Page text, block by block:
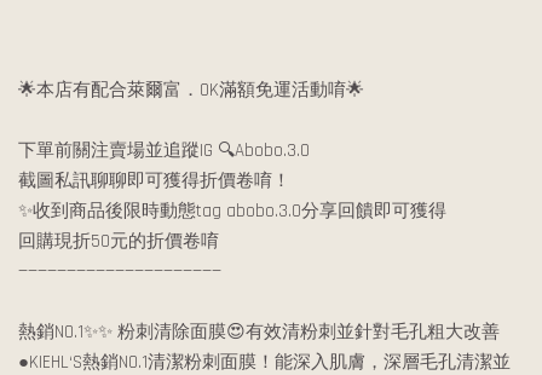
🌟本店有配合萊爾富．OK滿額免運活動唷🌟
下單前關注賣場並追蹤IG 🔍Abobo.3.0
截圖私訊聊聊即可獲得折價卷唷！
✨收到商品後限時動態tag abobo.3.0分享回饋即可獲得
回購現折50元的折價卷唷
—————————————————————
熱銷NO.1✨✨ 粉刺清除面膜😍有效清粉刺並針對毛孔粗大改善
●KIEHL‘S熱銷NO.1清潔粉刺面膜！能深入肌膚，深層毛孔清潔並